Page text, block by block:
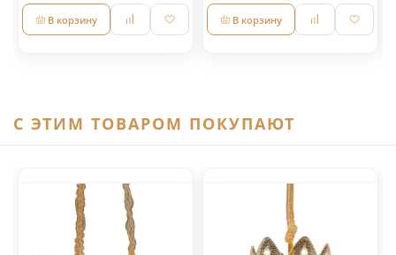
В корзину В корзину
C ЭТИМ ТОВАРОМ ПОКУПАЮТ